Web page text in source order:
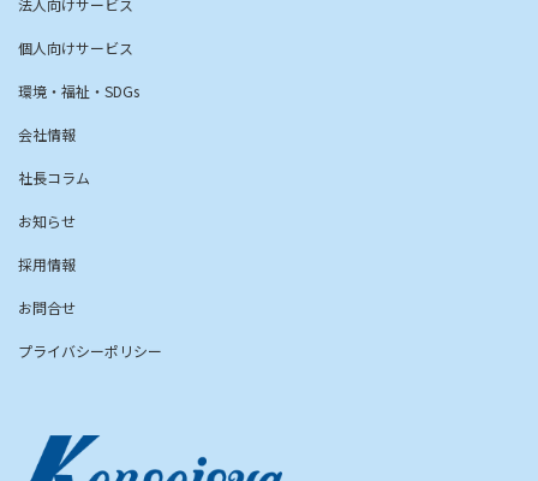
法人向けサービス
個人向けサービス
環境・福祉・SDGs
会社情報
社長コラム
お知らせ
採用情報
お問合せ
プライバシーポリシー